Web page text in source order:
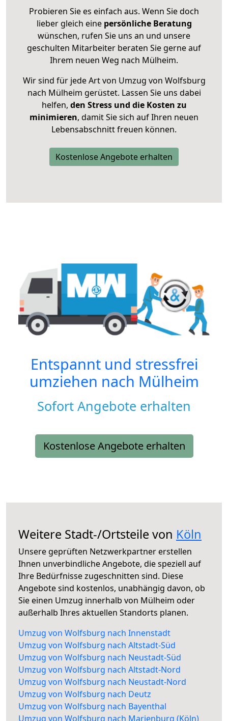
Probieren Sie es einfach aus. Wenn Sie doch
lieber gleich eine persönliche Beratung
wünschen, rufen Sie uns an und unsere
geschulten Mitarbeiter beraten Sie gerne auf
Ihrem neuen Weg nach Mülheim.
Wir sind für jede Art von Umzug von Wolfsburg
nach Mülheim gerüstet. Lassen Sie uns dabei
helfen, den Stress und die Kosten zu
minimieren, damit Sie sich auf Ihren neuen
Lebensabschnitt freuen können.
Kostenlose Angebote erhalten
Entspannt und stressfrei
umziehen nach Mülheim
Sofort Angebote erhalten
Kostenlose Angebote erhalten
Weitere Stadt-/Ortsteile von Köln
Unsere geprüften Netzwerkpartner erstellen
Ihnen unverbindliche Angebote, die speziell auf
Ihre Bedürfnisse zugeschnitten sind. Diese
Angebote sind kostenlos, unabhängig davon, ob
Sie einen Umzug innerhalb von Mülheim oder
außerhalb Ihres aktuellen Standorts planen.
Umzug von Wolfsburg nach Innenstadt
Umzug von Wolfsburg nach Altstadt-Süd
Umzug von Wolfsburg nach Neustadt-Süd
Umzug von Wolfsburg nach Altstadt-Nord
Umzug von Wolfsburg nach Neustadt-Nord
Umzug von Wolfsburg nach Deutz
Umzug von Wolfsburg nach Bayenthal
Umzug von Wolfsburg nach Marienburg (Köln)